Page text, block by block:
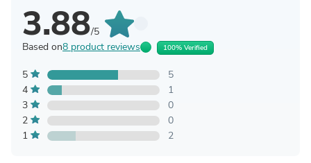
3.88/5
Based on8 product reviews 100% Verified
5
5
4
1
3
0
2
0
1
2